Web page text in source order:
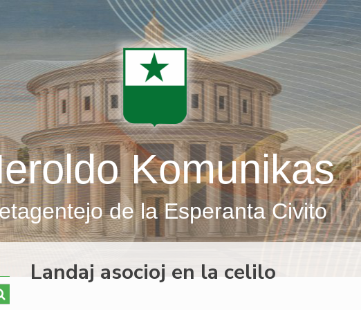
Komunikas
de la Esperanta Civito
Landaj asocioj en la celilo